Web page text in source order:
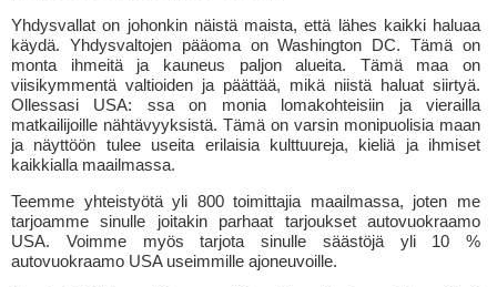
Yhdysvallat on johonkin näistä maista, että lähes kaikki haluaa
käydä. Yhdysvaltojen pääoma on Washington DC. Tämä on
monta ihmeitä ja kauneus paljon alueita. Tämä maa on
viisikymmentä valtioiden ja päättää, mikä niistä haluat siirtyä.
Ollessasi USA: ssa on monia lomakohteisiin ja vierailla
matkailijoille nähtävyyksistä. Tämä on varsin monipuolisia maan
ja näyttöön tulee useita erilaisia kulttuureja, kieliä ja ihmiset
kaikkialla maailmassa.
Teemme yhteistyötä yli 800 toimittajia maailmassa, joten me
tarjoamme sinulle joitakin parhaat tarjoukset autovuokraamo
USA. Voimme myös tarjota sinulle säästöjä yli 10 %
autovuokraamo USA useimmille ajoneuvoille.